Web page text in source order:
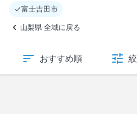
富士吉田市
山梨県 全域に戻る
おすすめ順